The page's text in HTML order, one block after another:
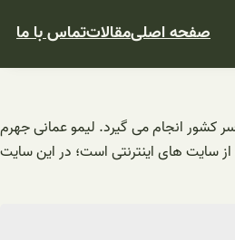
صفحه اصلیمقالاتتماس با ما
کشور انجام می گیرد. لیمو عمانی جهرم
سایت های اینترنتی است؛ در این سایت